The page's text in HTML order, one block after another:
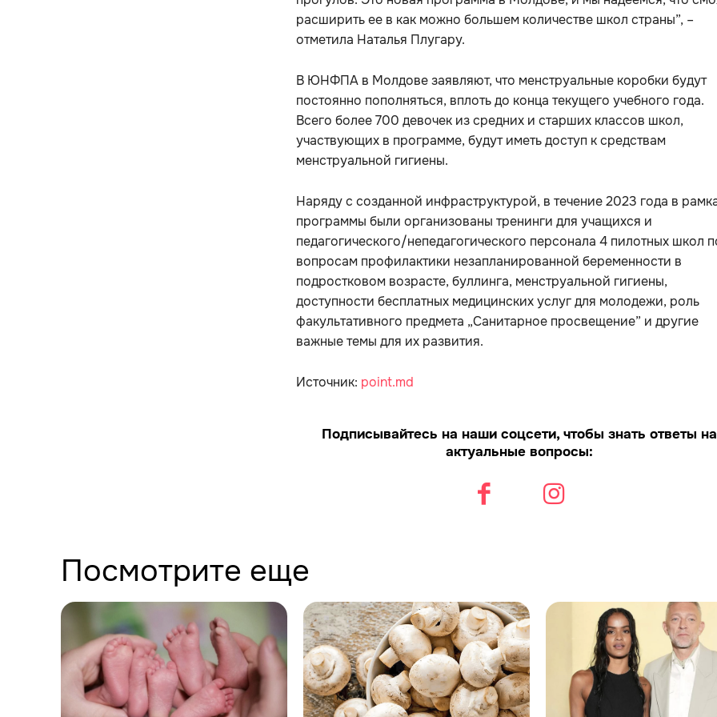
расширить ее в как можно большем количестве школ страны”, –
отметила Наталья Плугару.
В ЮНФПА в Молдове заявляют, что менструальные коробки будут
постоянно пополняться, вплоть до конца текущего учебного года.
Всего более 700 девочек из средних и старших классов школ,
участвующих в программе, будут иметь доступ к средствам
менструальной гигиены.
Наряду с созданной инфраструктурой, в течение 2023 года в
программы были организованы тренинги для учащихся и
педагогического/непедагогического персонала 4 пилотных школ
вопросам профилактики незапланированной беременности в
подростковом возрасте, буллинга, менструальной гигиены,
доступности бесплатных медицинских услуг для молодежи, роль
факультативного предмета „Санитарное просвещение” и другие
важные темы для их развития.
Источник: point.md
Подписывайтесь на наши соцсети, чтобы знать ответы на
актуальные вопросы:
Посмотрите еще